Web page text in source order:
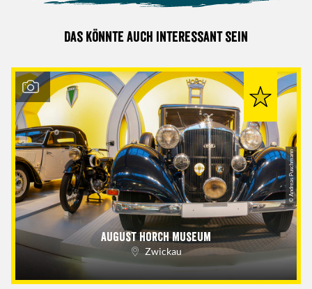
Das könnte auch interessant sein
August Horch Museum
Zwickau
© Andreas Puschmann